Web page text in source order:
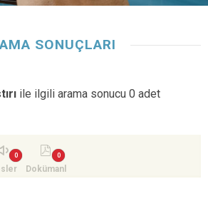
SONUÇLARI
ile ilgili arama sonucu 0 adet
Dokümanl